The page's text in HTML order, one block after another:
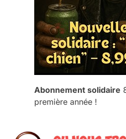
Abonnement solidaire
première année !